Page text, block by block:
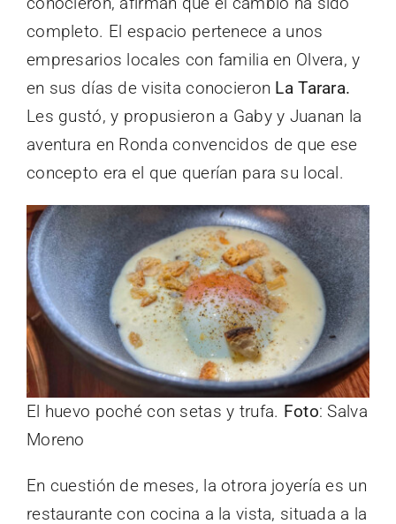
completo. El espacio pertenece a unos
empresarios locales con familia en Olvera, y
en sus días de visita conocieron La Tarara.
Les gustó, y propusieron a Gaby y Juanan la
aventura en Ronda convencidos de que ese
concepto era el que querían para su local.
El huevo poché con setas y trufa. Foto: Salva
Moreno
En cuestión de meses, la otrora joyería es un
restaurante con cocina a la vista, situada a la